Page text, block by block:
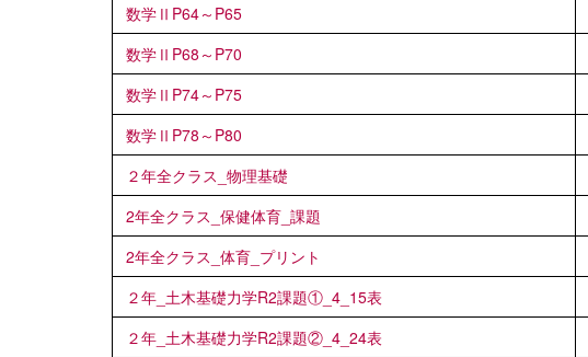
数学ⅡP64～P65
数学ⅡP68～P70
数学ⅡP74～P75
数学ⅡP78～P80
２年全クラス_物理基礎
2年全クラス_保健体育_課題
2年全クラス_体育_プリント
２年_土木基礎力学R2課題①_4_15表
２年_土木基礎力学R2課題②_4_24表